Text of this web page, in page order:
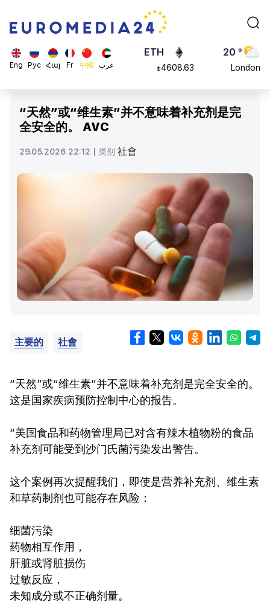
Eng Рус Հայ Fr 中國 عرب
ADA
0.868816
ETH
$4608.63
20 °
London
23 °
23 °
“天然”或“维生素”并不意味着补充剂是完
全安全的。 AVC
29.05.2026 22:12 | 类别 社會
主要的 社會
“天然”或“维生素”并不意味着补充剂是完全安全的。
这是国家疾病预防控制中心的报告。
“美国食品和药物管理局已对含有辣木植物粉的食品
补充剂可能受到沙门氏菌污染发出警告。
这个案例再次提醒我们，即使是营养补充剂、维生素
和草药制剂也可能存在风险：
细菌污染
药物相互作用，
肝脏或肾脏损伤
过敏反应，
未知成分或不正确剂量。